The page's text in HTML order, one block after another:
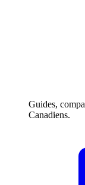
Guides,
Canadiens.